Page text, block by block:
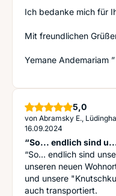
Ich bedanke mich für
Mit freundlichen
Yemane Andemariam ”
5,0Sterne
von Abramsky E.,
16.09.2024
“So... endlich sind
“So... endlich sind
unseren neuen
und unsere
auch transportiert.